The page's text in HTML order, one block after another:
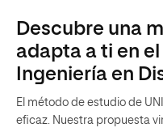
Descubre una
adapta a ti en
Ingeniería en
El método de estudio de
eficaz. Nuestra propuesta